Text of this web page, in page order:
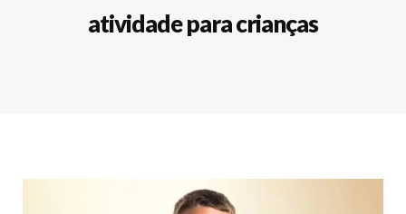
atividade para crianças